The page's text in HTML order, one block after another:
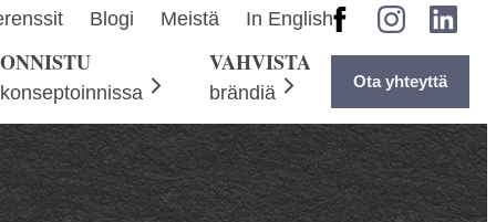
Blogi Meistä In EnglishFacebookInstagram
ONNISTU
konseptoinnissa
VAHVISTA
brändiä
Ota yhteyttä